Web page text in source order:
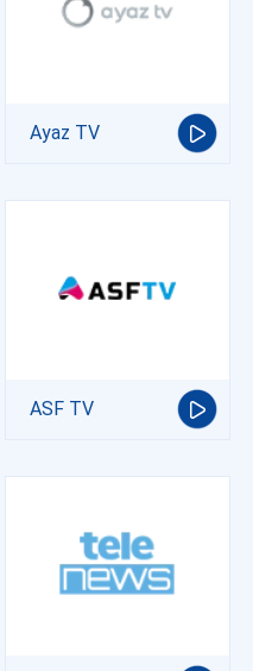
Ayaz TV
ASF TV